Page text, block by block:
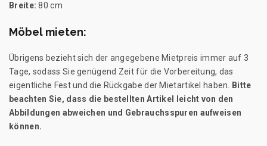
Breite: 80 cm
Möbel mieten:
Übrigens bezieht sich der angegebene Mietpreis immer auf 3
Tage, sodass Sie genügend Zeit für die Vorbereitung, das
eigentliche Fest und die Rückgabe der Mietartikel haben.
Bitte
beachten Sie, dass die bestellten Artikel leicht von den
Abbildungen abweichen und Gebrauchsspuren aufweisen
können.